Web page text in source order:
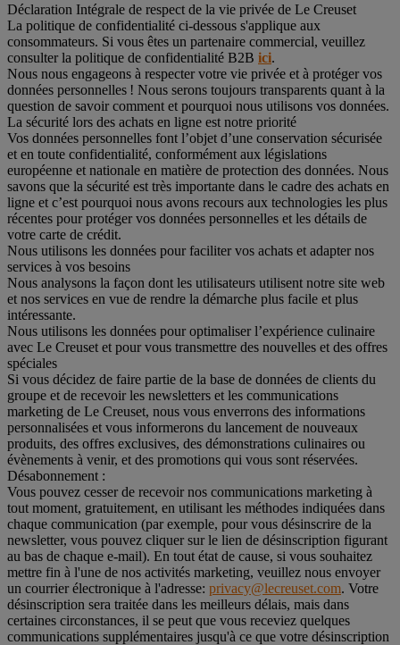
Déclaration Intégrale de respect de la vie privée de Le Creuset
La politique de confidentialité ci-dessous s'applique aux
consommateurs. Si vous êtes un partenaire commercial, veuillez
consulter la politique de confidentialité B2B ici.
Nous nous engageons à respecter votre vie privée et à protéger vos
données personnelles ! Nous serons toujours transparents quant à la
question de savoir comment et pourquoi nous utilisons vos données.
La sécurité lors des achats en ligne est notre priorité
Vos données personnelles font l’objet d’une conservation sécurisée
et en toute confidentialité, conformément aux législations
européenne et nationale en matière de protection des données. Nous
savons que la sécurité est très importante dans le cadre des achats en
ligne et c’est pourquoi nous avons recours aux technologies les plus
récentes pour protéger vos données personnelles et les détails de
votre carte de crédit.
Nous utilisons les données pour faciliter vos achats et adapter nos
services à vos besoins
Nous analysons la façon dont les utilisateurs utilisent notre site web
et nos services en vue de rendre la démarche plus facile et plus
intéressante.
Nous utilisons les données pour optimaliser l’expérience culinaire
avec Le Creuset et pour vous transmettre des nouvelles et des offres
spéciales
Si vous décidez de faire partie de la base de données de clients du
groupe et de recevoir les newsletters et les communications
marketing de Le Creuset, nous vous enverrons des informations
personnalisées et vous informerons du lancement de nouveaux
produits, des offres exclusives, des démonstrations culinaires ou
évènements à venir, et des promotions qui vous sont réservées.
Désabonnement :
Vous pouvez cesser de recevoir nos communications marketing à
tout moment, gratuitement, en utilisant les méthodes indiquées dans
chaque communication (par exemple, pour vous désinscrire de la
newsletter, vous pouvez cliquer sur le lien de désinscription figurant
au bas de chaque e-mail). En tout état de cause, si vous souhaitez
mettre fin à l'une de nos activités marketing, veuillez nous envoyer
un courrier électronique à l'adresse: privacy@lecreuset.com. Votre
désinscription sera traitée dans les meilleurs délais, mais dans
certaines circonstances, il se peut que vous receviez quelques
communications supplémentaires jusqu'à ce que votre désinscription